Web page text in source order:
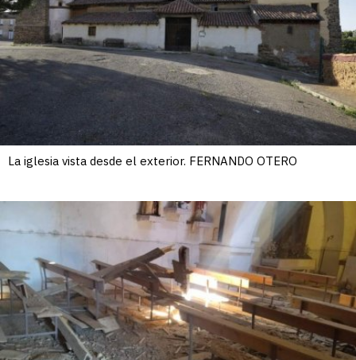
La iglesia vista desde el exterior. FERNANDO OTERO